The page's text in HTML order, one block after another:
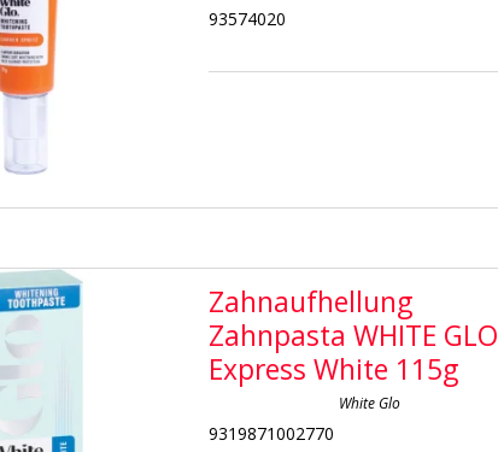
93574020
Zahnaufhellung
Zahnpasta WHITE GLO
Express White 115g
White Glo
9319871002770